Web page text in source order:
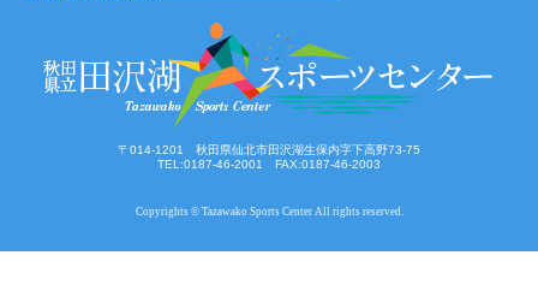
〒014-1201 秋田県仙北市田沢湖生保内字下高野73-75
TEL:0187-46-2001 FAX:0187-46-2003
Copyrights © Tazawako Sports Center All rights reserved.